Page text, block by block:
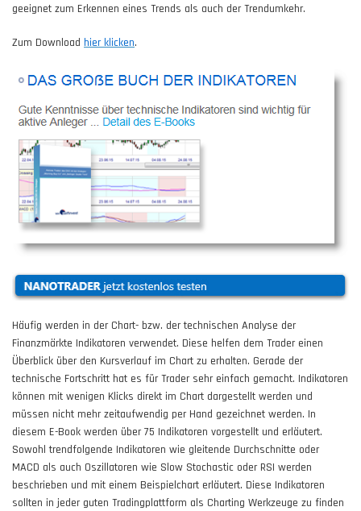
geeignet zum Erkennen eines Trends als auch der Trendumkehr.
Zum Download hier klicken.
Häufig werden in der Chart- bzw. der technischen Analyse der
Finanzmärkte Indikatoren verwendet. Diese helfen dem Trader einen
Überblick über den Kursverlauf im Chart zu erhalten. Gerade der
technische Fortschritt hat es für Trader sehr einfach gemacht. Indikatoren
können mit wenigen Klicks direkt im Chart dargestellt werden und
müssen nicht mehr zeitaufwendig per Hand gezeichnet werden. In
diesem E-Book werden über 75 Indikatoren vorgestellt und erläutert.
Sowohl trendfolgende Indikatoren wie gleitende Durchschnitte oder
MACD als auch Oszillatoren wie Slow Stochastic oder RSI werden
beschrieben und mit einem Beispielchart erläutert. Diese Indikatoren
sollten in jeder guten Tradingplattform als Charting Werkzeuge zu finden